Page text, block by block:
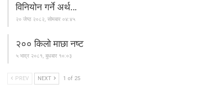
विनियोन गर्ने अर्थ…
२० जेष्ठ २०८२, सोमबार ०४:४५
२०० किलो माछा नष्ट
५ भाद्र २०८१, बुधबार १०:०३
PREV NEXT 1 of 25